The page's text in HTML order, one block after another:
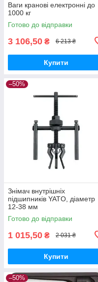
Ваги кранові електронні до
1000 кг
Готово до відправки
3 106,50 ₴ 6 213 ₴
Купити
–50%
Знімач внутрішніх
підшипників YATO, діаметр
12-38 мм
Готово до відправки
1 015,50 ₴ 2 031 ₴
Купити
–50%